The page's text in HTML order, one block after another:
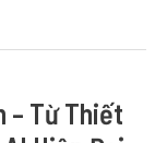
– Từ Thiết